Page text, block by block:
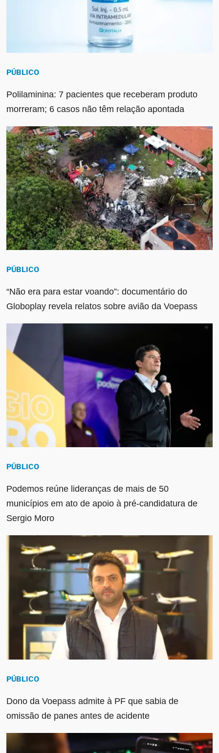
PÚBLICO
Polilaminina: 7 pacientes que receberam produto
morreram; 6 casos não têm relação apontada
PÚBLICO
“Não era para estar voando”: documentário do
Globoplay revela relatos sobre avião da Voepass
PÚBLICO
Podemos reúne lideranças de mais de 50
municípios em ato de apoio à pré-candidatura de
Sergio Moro
PÚBLICO
Dono da Voepass admite à PF que sabia de
omissão de panes antes de acidente